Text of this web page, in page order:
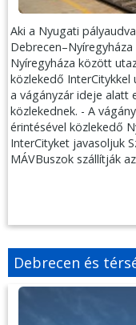
Aki a Nyugati
Nyíregyháza között
közlekedő
a vágányzár ideje alatt
közlekednek. - A
érintésével közlekedő
InterCityket javasoljuk
MÁVBuszok szállítják
Debrecen és